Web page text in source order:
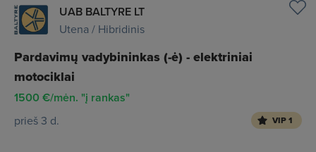
UAB BALTYRE LT
Utena / Hibridinis
Pardavimų vadybininkas (-ė) - elektriniai
motociklai
1500 €/mėn. "į rankas"
prieš 3 d. VIP 1